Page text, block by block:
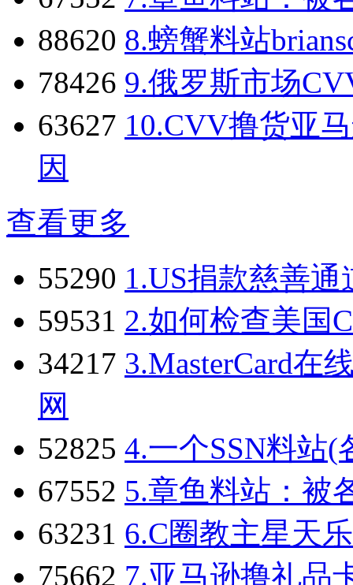
88620 8.螃蟹料站
78426 9.俄罗斯市场
63627 10.CVV撸货亚
因
查看更多
55290 1.US捐款慈善通
59531 2.如何检查美国
34217 3.MasterCard在
网
52825 4.一个SSN料站
67552 5.章鱼料站：被
63231 6.C圈教主星天
75662 7.亚马逊撸礼品